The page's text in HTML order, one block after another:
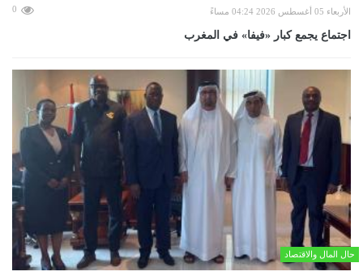
الأربعاء 05 أغسطس 2026 04:24 مساءً 0
اجتماع يجمع كبار «فيفا» في المغرب
حال المال والاقتصاد